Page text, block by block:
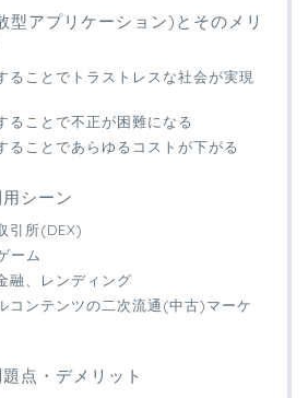
型アプリケーション)とそのメリ
ることでトラストレスな社会が実現
ることで不正が困難になる
ることであらゆるコストが下がる
シーン
引所(DEX)
ーム
融、レンディング
コンテンツの二次流通(中古)マーケ
点・デメリット